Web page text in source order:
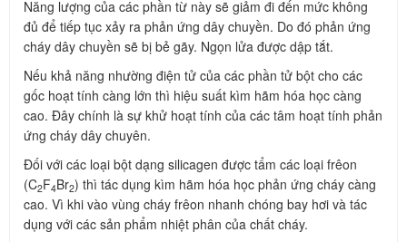
Năng lượng của các phần từ này sẽ giảm đi đến mức không
đủ để tiếp tục xảy ra phản ứng dây chuyền. Do đó phản ứng
cháy dây chuyền sẽ bị bẻ gãy. Ngọn lửa được dập tắt.
Nếu khả năng nhường điện tử của các phần tử bột cho các
gốc hoạt tính càng lớn thì hiệu suất kìm hãm hóa học càng
cao. Đây chính là sự khử hoạt tính của các tâm hoạt tính phản
ứng cháy dây chuyên.
Đối với các loại bột dạng silicagen được tẩm các loại frêon
(C2F4Br2) thì tác dụng kìm hãm hóa học phản ứng cháy càng
cao. Vì khi vào vùng cháy frêon nhanh chóng bay hơi và tác
dụng với các sản phẩm nhiệt phân của chất cháy.